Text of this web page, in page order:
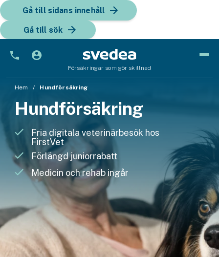
Gå till sidans innehåll
Gå till sök
Försäkringar som gör skillnad
Bil
Bilförsäkring
Bilförsäkring för företag
Fordon
Snöskoterförsäkring
ATV-försäkring
Släpvagnsförsäkring
Husvagnsförsäkring
Motorcykel
Hem Hundförsäkring
Hundförsäkring
Fria digitala veterinärbesök hos
FirstVet
Förlängd juniorrabatt
Medicin och rehab ingår